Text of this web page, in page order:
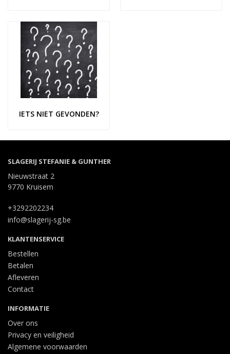
IETS NIET GEVONDEN?
SLAGERIJ STEFANIE & GUNTHER
Nieuwstraat 2
9770 Kruisem
+3292202234
info@slagerij-sg.be
KLANTENSERVICE
Bestellen
Betalen
Afleveren
Contact
INFORMATIE
Over ons
Privacy en veiligheid
Algemene voorwaarden